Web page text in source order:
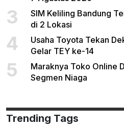
3
SIM Keliling Bandung
di 2 Lokasi
4
Usaha Toyota Tekan
Gelar TEY ke-14
5
Maraknya Toko Online
Segmen Niaga
Trending Tags